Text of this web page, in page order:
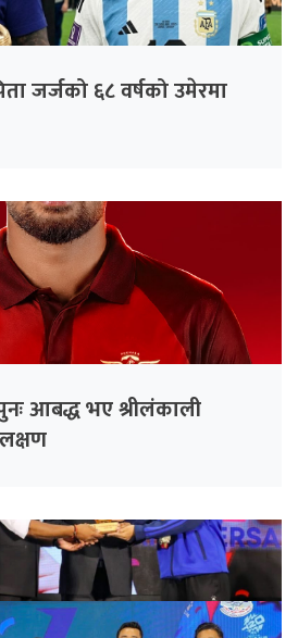
जर्जको ६८ वर्षको उमेरमा
आबद्ध भए श्रीलंकाली